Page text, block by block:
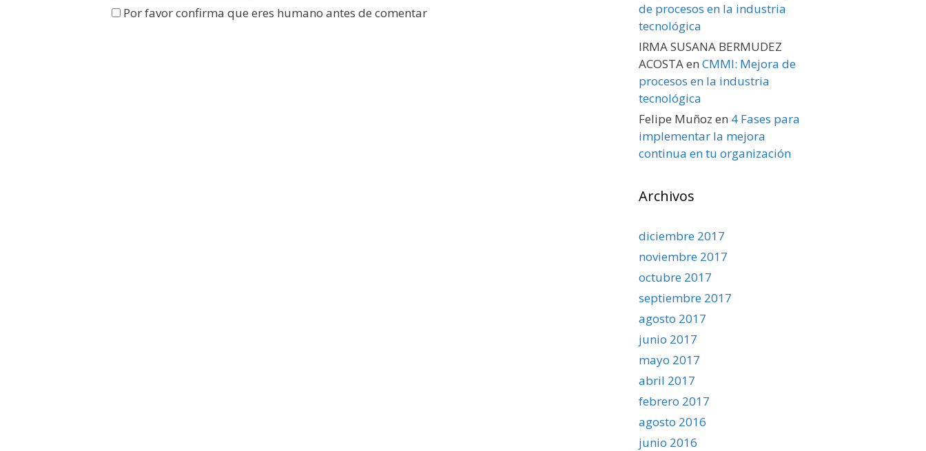
Por favor confirma que eres humano antes de comentar
de procesos en la industria
tecnológica
IRMA SUSANA BERMUDEZ
ACOSTAen CMMI: Mejora de
procesos en la industria
tecnológica
Felipe Muñoz en 4 Fases para
implementar la mejora
continua en tu organización
Archivos
diciembre 2017
noviembre 2017
octubre 2017
septiembre 2017
agosto 2017
junio 2017
mayo 2017
abril 2017
febrero 2017
agosto 2016
junio 2016